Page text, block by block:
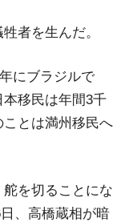
者を生んだ。
にブラジルで
本移民は年間3千
ことは満州移民へ
を切ることにな
、高橋蔵相が暗